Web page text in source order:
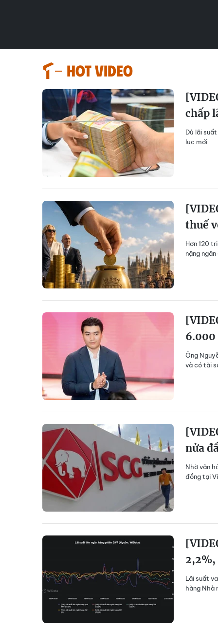
HOT VIDEO
chấp
Dù lãi
lục mới.
thuế
Hơn 120
nặng
6.000
Ông
và có tài
nửa
Nhờ vận
đồng tại
Lãi suất
hàng Nhà